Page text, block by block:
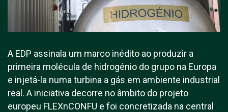
A EDP assinala um marco inédito ao produzir a
primeira molécula de hidrogénio do grupo na Europa
e injetá-la numa turbina a gás em ambiente industrial
real. A iniciativa decorre no âmbito do projeto
europeu FLEXnCONFU e foi concretizada na central